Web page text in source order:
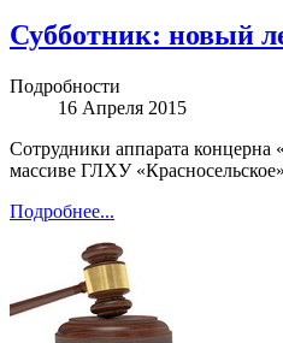
Субботник: новый
Подробности
16 Апреля 2015
Сотрудники аппарата концерна
массиве ГЛХУ
Подробнее...